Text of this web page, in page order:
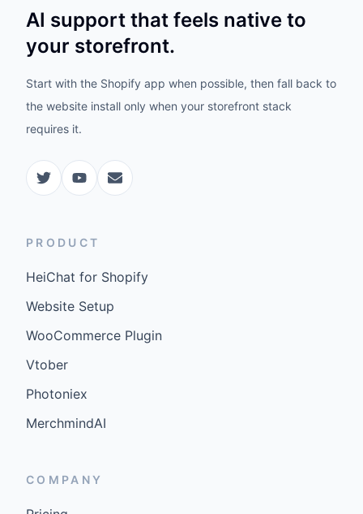
AI support that feels native to
your storefront.
Start with the Shopify app when possible, then fall back to
the website install only when your storefront stack
requires it.
PRODUCT
HeiChat for Shopify
Website Setup
WooCommerce Plugin
Vtober
Photoniex
MerchmindAI
COMPANY